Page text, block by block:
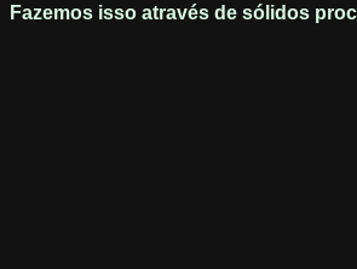
Fazemos isso através de sólidos